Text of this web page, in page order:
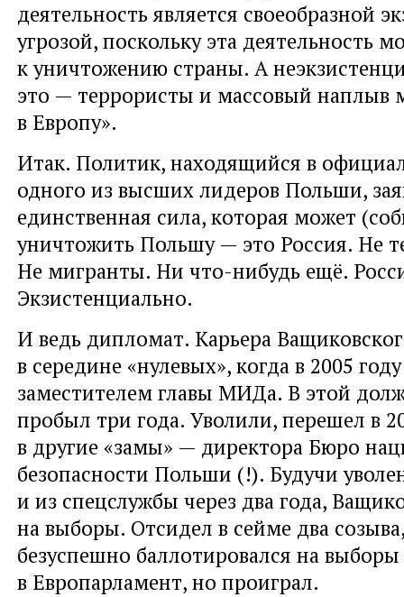
деятельность является своеобразной
угрозой, поскольку эта деятельность
к уничтожению страны. А
это — террористы и массовый наплыв
в Европу».
Итак. Политик, находящийся в
одного из высших лидеров Польши,
единственная сила, которая может
уничтожить Польшу — это Россия. Не
Не мигранты. Ни что-нибудь ещё.
Экзистенциально.
И ведь дипломат. Карьера
в середине «нулевых», когда в 2005
заместителем главы МИДа. В этой
пробыл три года. Уволили, перешел в
в другие «замы» — директора Бюро
безопасности Польши (!). Будучи
и из спецслужбы через два года,
на выборы. Отсидел в сейме два
безуспешно баллотировался на выборы
в Европарламент, но проиграл.